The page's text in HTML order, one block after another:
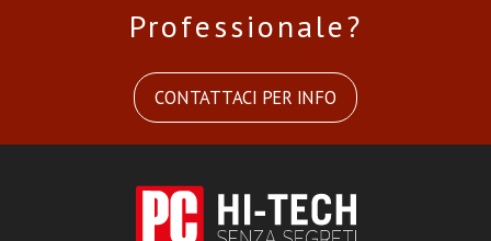
Professionale?
CONTATTACI PER INFO